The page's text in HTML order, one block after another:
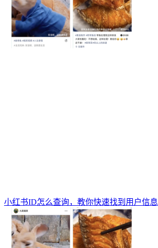
小红书ID怎么查询，教你快速找到用户信息